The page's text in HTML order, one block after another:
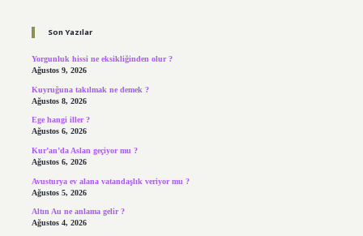
Son Yazılar
Yorgunluk hissi ne eksikliğinden olur ?
Ağustos 9, 2026
Kuyruğuna takılmak ne demek ?
Ağustos 8, 2026
Ege hangi iller ?
Ağustos 6, 2026
Kur’an’da Aslan geçiyor mu ?
Ağustos 6, 2026
Avusturya ev alana vatandaşlık veriyor mu ?
Ağustos 5, 2026
Altın Au ne anlama gelir ?
Ağustos 4, 2026